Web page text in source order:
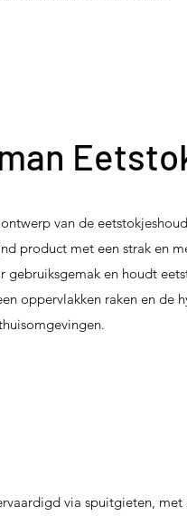
van de
product met een strak en
gebruiksgemak en houdt
oppervlakken raken en de
via spuitgieten, met